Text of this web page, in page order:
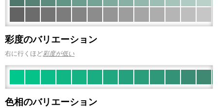
彩度のバリエーション
右に行くほど彩度が低い
色相のバリエーション